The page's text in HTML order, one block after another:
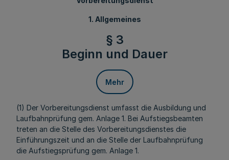
1. Allgemeines
§ 3
Beginn und Dauer
Mehr
(1) Der Vorbereitungsdienst umfasst die Ausbildung und
Laufbahnprüfung gem. Anlage 1. Bei Aufstiegsbeamten
treten an die Stelle des Vorbereitungsdienstes die
Einführungszeit und an die Stelle der Laufbahnprüfung
die Aufstiegsprüfung gem. Anlage 1.